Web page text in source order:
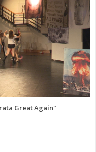
Great Again"